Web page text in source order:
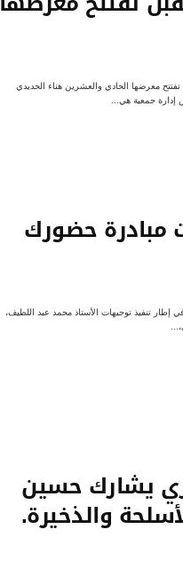
معرضها الحادي والعشرين هناء الحديدي
جمعية هي...
مبادرة حضورك
تنفيذ توجيهات الأستاذ محمد عبد اللطيف،
يشارك حسين
والذخيرة.